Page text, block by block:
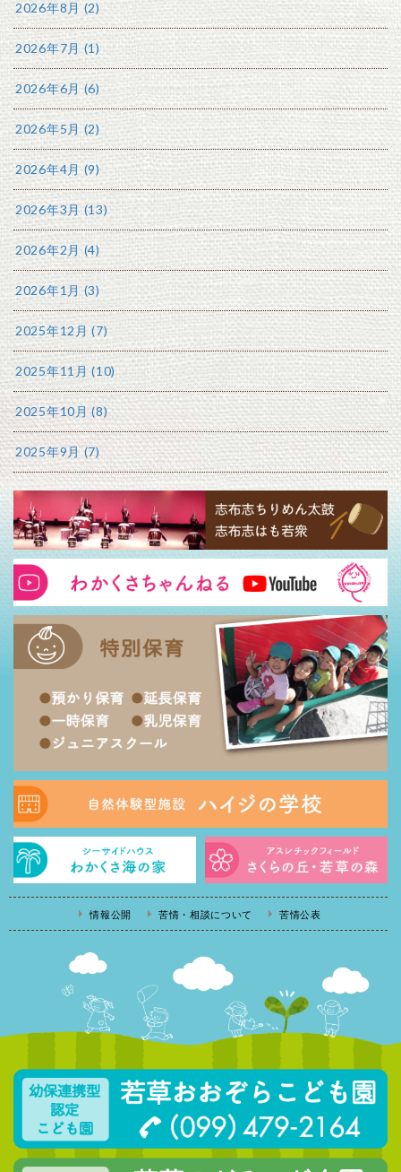
2026年8月 (2)
2026年7月 (1)
2026年6月 (6)
2026年5月 (2)
2026年4月 (9)
2026年3月 (13)
2026年2月 (4)
2026年1月 (3)
2025年12月 (7)
2025年11月 (10)
2025年10月 (8)
2025年9月 (7)
情報公開 苦情・相談について 苦情公表